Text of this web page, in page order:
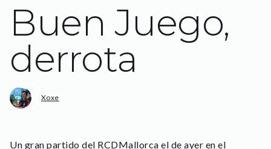
Buen Juego,
derrota
Xoxe
Un gran partido del RCDMallorca el de ayer en el